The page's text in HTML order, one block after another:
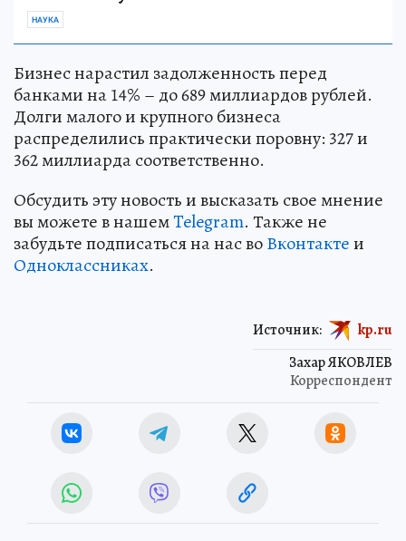
НАУКА
Бизнес нарастил задолженность перед
банками на 14% – до 689 миллиардов рублей.
Долги малого и крупного бизнеса
распределились практически поровну: 327 и
362 миллиарда соответственно.
Обсудить эту новость и высказать свое мнение
вы можете в нашемTelegram. Также не
забудьте подписаться на нас воВконтактеи
Одноклассниках.
Захар ЯКОВЛЕВ
Корреспондент
Источник: kp.ru